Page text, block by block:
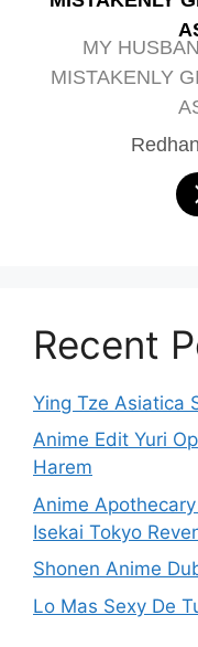
MY
MISTAKENLY
Recent
Ying Tze Asiatica
Anime Edit Yuri
Harem
Anime
Isekai Tokyo
Shonen Anime
Lo Mas Sexy De